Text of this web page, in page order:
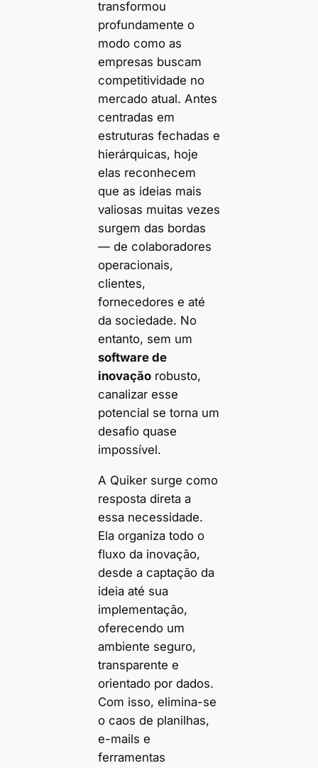
transformou
profundamente o
modo como as
empresas buscam
competitividade no
mercado atual. Antes
centradas em
estruturas fechadas e
hierárquicas, hoje
elas reconhecem
que as ideias mais
valiosas muitas vezes
surgem das bordas
— de colaboradores
operacionais,
clientes,
fornecedores e até
da sociedade. No
entanto, sem um
software de
inovaçãorobusto,
canalizar esse
potencial se torna um
desafio quase
impossível.
A Quiker surge como
resposta direta a
essa necessidade.
Ela organiza todo o
fluxo da inovação,
desde a captação da
ideia até sua
implementação,
oferecendo um
ambiente seguro,
transparente e
orientado por dados.
Com isso, elimina-se
o caos de planilhas,
e-mails e
ferramentas